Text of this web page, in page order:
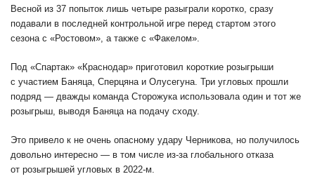
Весной из 37 попыток лишь четыре разыграли коротко, сразу
подавали в последней контрольной игре перед стартом этого
сезона с «Ростовом», а также с «Факелом».
Под «Спартак» «Краснодар» приготовил короткие розыгрыши
с участием Баняца, Сперцяна и Олусегуна. Три угловых прошли
подряд — дважды команда Сторожука использовала один и тот же
розыгрыш, выводя Баняца на подачу сходу.
Это привело к не очень опасному удару Черникова, но получилось
довольно интересно — в том числе из-за глобального отказа
от розыгрышей угловых в 2022-м.